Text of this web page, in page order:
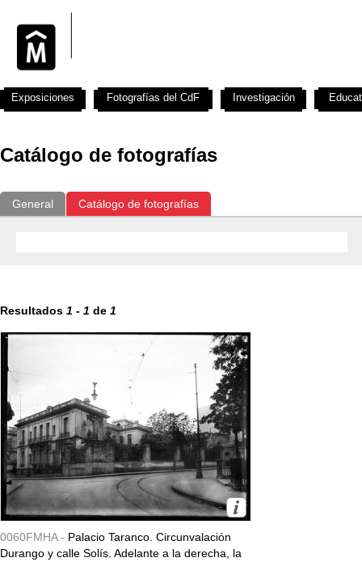
Catálogo de fotografías
General Catálogo de fotografías
Resultados 1 - 1 de 1
0060FMHA - Palacio Taranco. Circunvalación
Durango y calle Solís. Adelante a la derecha, la
Exposiciones Fotografías del CdF Investigación